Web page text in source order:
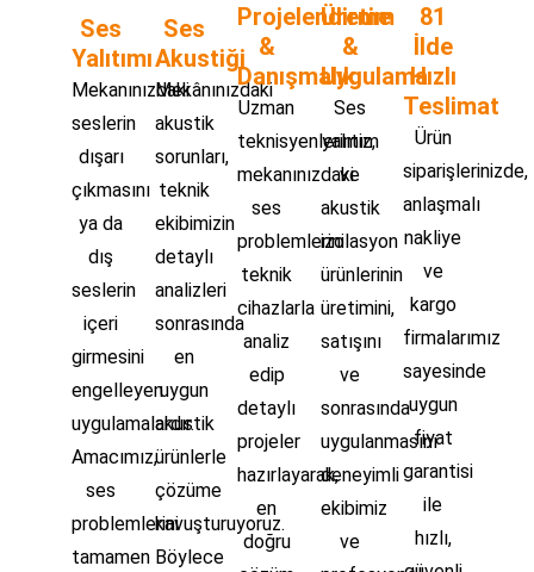
Ses
Yalıtımı
Mekanınızdaki
seslerin
dışarı
çıkmasını
ya da
dış
seslerin
içeri
girmesini
engelleyen
uygulamalardır.
Amacımız,
ses
problemlerini
tamamen
Ses
Akustiği
Mekânınızdaki
akustik
sorunları,
teknik
ekibimizin
detaylı
analizleri
sonrasında
en
uygun
akustik
ürünlerle
çözüme
kavuşturuyoruz.
Böylece
Projelendirme
&
Danışmalık
Uzman
teknisyenlerimiz,
mekanınızdaki
ses
problemlerini
teknik
cihazlarla
analiz
edip
detaylı
projeler
hazırlayarak,
en
doğru
Üretim
&
Uygulama
Ses
yalıtım
ve
akustik
izolasyon
ürünlerinin
üretimini,
satışını
ve
sonrasında
uygulanmasını
deneyimli
ekibimiz
ve
81
İlde
Hızlı
Teslimat
Ürün
siparişlerinizde,
anlaşmalı
nakliye
ve
kargo
firmalarımız
sayesinde
uygun
fiyat
garantisi
ile
hızlı,